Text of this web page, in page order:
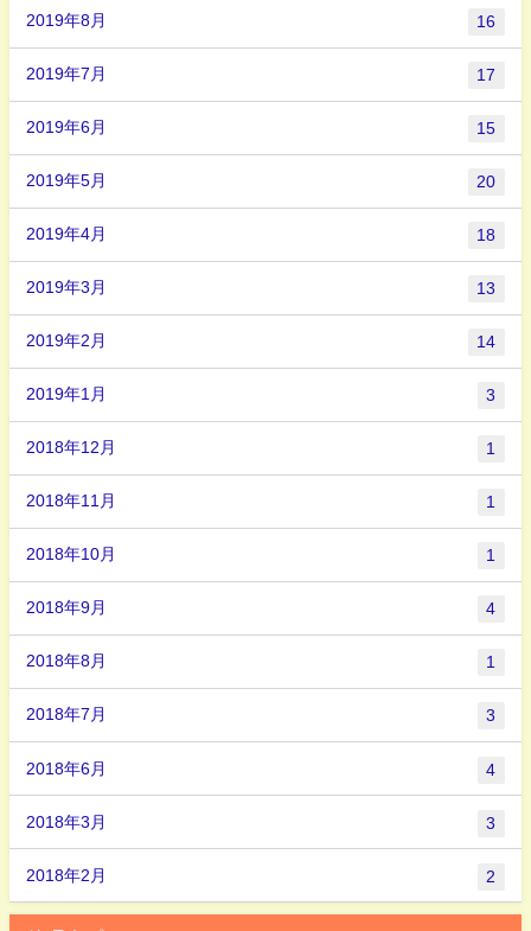
2019年8月 16
2019年7月 17
2019年6月 15
2019年5月 20
2019年4月 18
2019年3月 13
2019年2月 14
2019年1月 3
2018年12月 1
2018年11月 1
2018年10月 1
2018年9月 4
2018年8月 1
2018年7月 3
2018年6月 4
2018年3月 3
2018年2月 2